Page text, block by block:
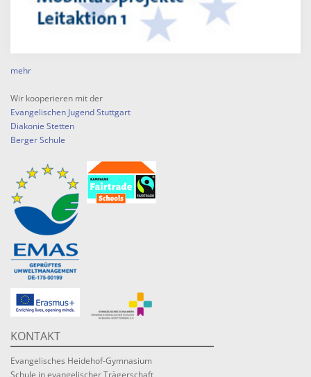
mehr
Wir kooperieren mit der
Evangelischen Jugend Stuttgart
Diakonie Stetten
Berger Schule
KONTAKT
Evangelisches Heidehof-Gymnasium
Schule in evangelischer Trägerschaft